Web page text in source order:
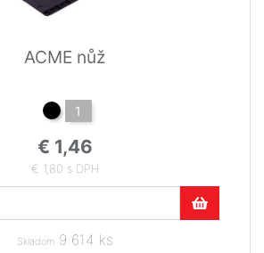
ACME nůž
1
€ 1,46
€ 1,80 s DPH
Skladom9 614 ks